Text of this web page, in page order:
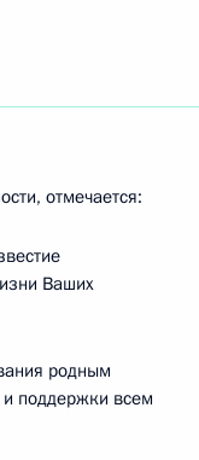
отмечается:
Ваших
родным
и поддержки всем